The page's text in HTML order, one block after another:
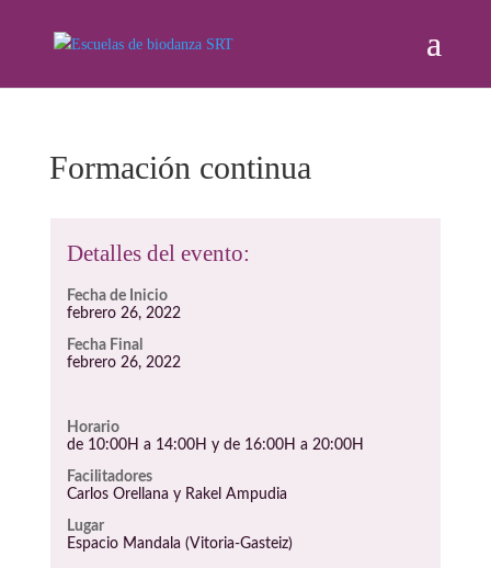
Formación continua
Detalles del evento:
Fecha de Inicio
febrero 26, 2022
Fecha Final
febrero 26, 2022
Horario
de 10:00H a 14:00H y de 16:00H a 20:00H
Facilitadores
Carlos Orellana y Rakel Ampudia
Lugar
Espacio Mandala (Vitoria-Gasteiz)